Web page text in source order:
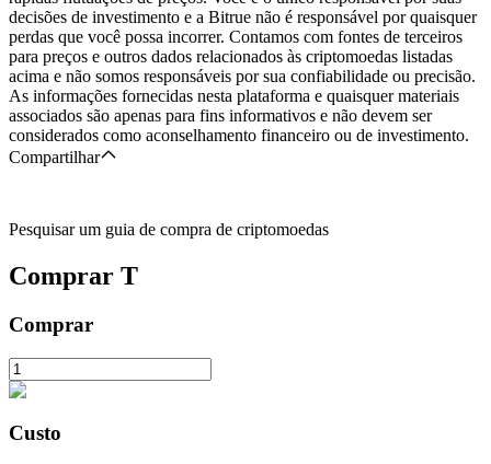
decisões de investimento e a Bitrue não é responsável por quaisquer
perdas que você possa incorrer. Contamos com fontes de terceiros
para preços e outros dados relacionados às criptomoedas listadas
acima e não somos responsáveis por sua confiabilidade ou precisão.
As informações fornecidas nesta plataforma e quaisquer materiais
associados são apenas para fins informativos e não devem ser
considerados como aconselhamento financeiro ou de investimento.
Compartilhar
Pesquisar um guia de compra de criptomoedas
Comprar T
Comprar
Custo